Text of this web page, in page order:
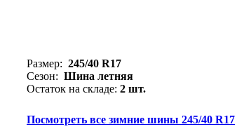
Размер: 245/40 R17
Сезон: Шина летняя
Остаток на складе: 2 шт.
Посмотреть все зимние шины 245/40 R17